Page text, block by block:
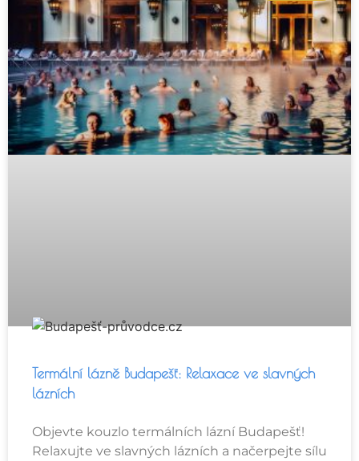
Termální lázně Budapešť: Relaxace ve slavných
lázních
Objevte kouzlo termálních lázní Budapešť!
Relaxujte ve slavných lázních a načerpejte sílu